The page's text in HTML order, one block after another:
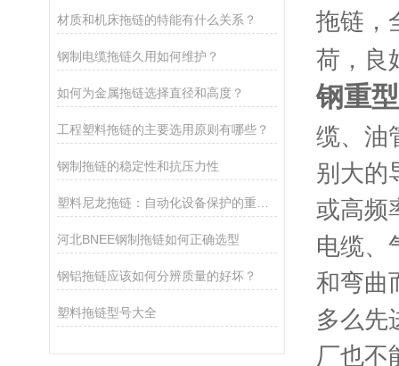
材质和机床拖链的特能有什么关系？
钢制电缆拖链久用如何维护？
如何为金属拖链选择直径和高度？
工程塑料拖链的主要选用原则有哪些？
钢制拖链的稳定性和抗压力性
塑料尼龙拖链：自动化设备保护的重要组件
河北BNEE钢制拖链如何正确选型
钢铝拖链应该如何分辨质量的好坏？
塑料拖链型号大全
拖链，
荷，良
钢重
缆、油
别大的
或高频
电缆、
和弯曲
多么先
厂也不